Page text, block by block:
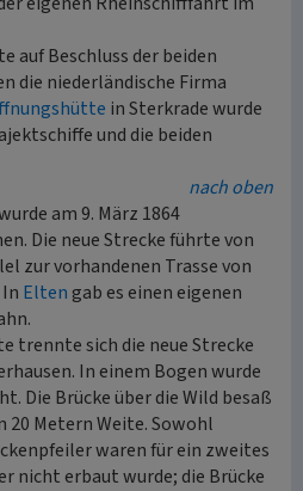
auf Beschluss der beiden
die niederländische Firma
in Sterkrade wurde
und die beiden
nach oben
am 9. März 1864
Die neue Strecke führte von
zur vorhandenen Trasse von
In Elten gab es einen eigenen
trennte sich die neue Strecke
In einem Bogen wurde
Die Brücke über die Wild besaß
Metern Weite. Sowohl
waren für ein zweites
nicht erbaut wurde; die Brücke